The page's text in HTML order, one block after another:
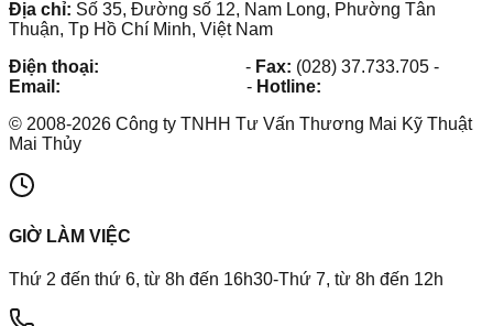
Địa chỉ: Số 35, Đường số 12, Nam Long, Phường Tân
Thuận, Tp Hồ Chí Minh, Việt Nam
Điện thoại:
- Fax: (028) 37.733.705 -
Email:
- Hotline:
© 2008-2026 Công ty TNHH Tư Vấn Thương Mai Kỹ Thuật
Mai Thủy
GIỜ LÀM VIỆC
Thứ 2 đến thứ 6, từ 8h đến 16h30-Thứ 7, từ 8h đến 12h